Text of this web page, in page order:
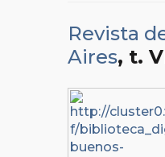
Revista
Aires, t.